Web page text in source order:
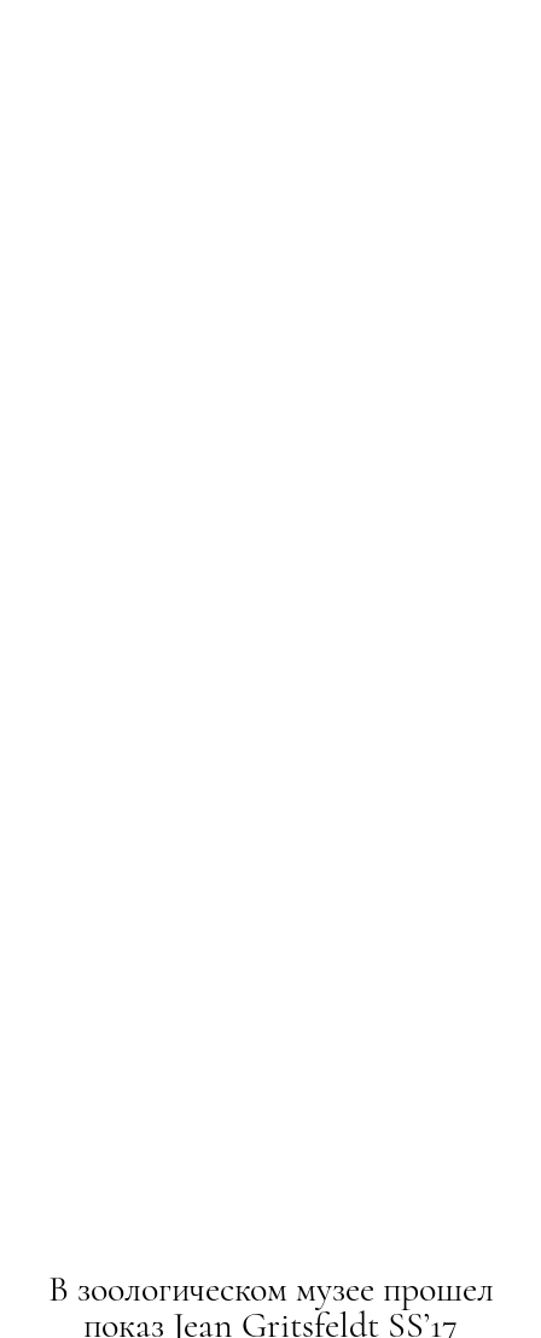
В зоологическом музее прошел
показ Jean Gritsfeldt SS’17